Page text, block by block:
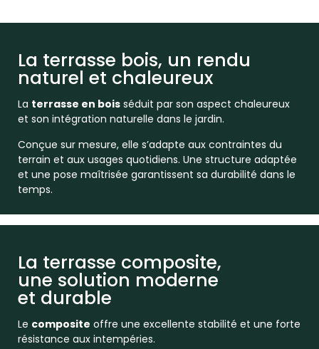
La terrasse bois, un rendu
naturel et chaleureux
La terrasse en bois séduit par son aspect chaleureux
et son intégration naturelle dans le jardin.
Conçue sur mesure, elle s’adapte aux contraintes du
terrain et aux usages quotidiens. Une structure adaptée
et une pose maîtrisée garantissent sa durabilité dans le
temps.
La terrasse composite,
une solution moderne
et durable
Le composite offre une excellente stabilité et une forte
résistance aux intempéries.